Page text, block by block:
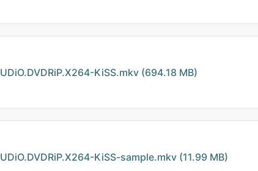
KiSS.mkv (694.18 MB)
KiSS-sample.mkv (11.99 MB)